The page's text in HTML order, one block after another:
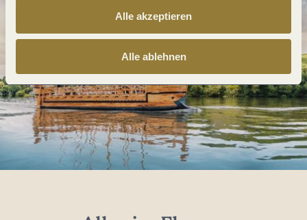
Alle akzeptieren
Alle ablehnen